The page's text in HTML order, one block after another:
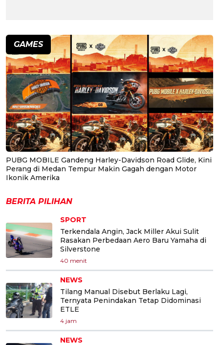
GAMES
PUBG MOBILE Gandeng Harley-Davidson Road Glide, Kini
Perang di Medan Tempur Makin Gagah dengan Motor
Ikonik Amerika
BERITA PILIHAN
SPORT
Terkendala Angin, Jack Miller Akui Sulit
Rasakan Perbedaan Aero Baru Yamaha di
Silverstone
40 menit
NEWS
Tilang Manual Disebut Berlaku Lagi,
Ternyata Penindakan Tetap Didominasi
ETLE
4 jam
NEWS